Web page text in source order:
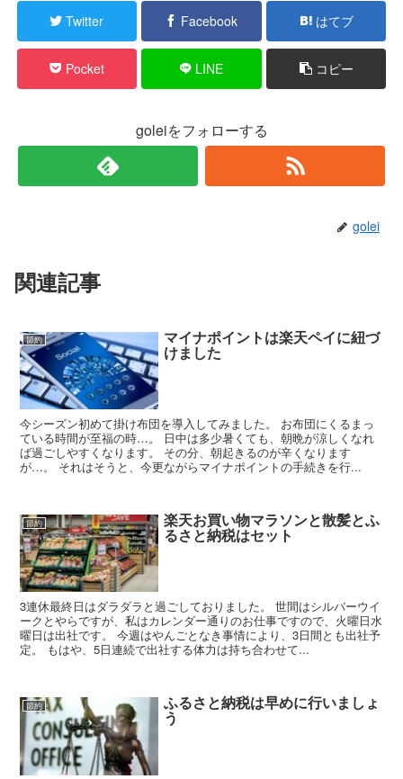
Twitter Facebook はてブ
Pocket LINE コピー
goleiをフォローする
golei
関連記事
節約 マイナポイントは楽天ペイに紐づ
けました
今シーズン初めて掛け布団を導入してみました。 お布団にくるまっ
ている時間が至福の時…。 日中は多少暑くても、朝晩が涼しくなれ
ば過ごしやすくなります。 その分、朝起きるのが辛くなります
が…。 それはそうと、今更ながらマイナポイントの手続きを行...
節約 楽天お買い物マラソンと散髪とふ
るさと納税はセット
3連休最終日はダラダラと過ごしておりました。 世間はシルバーウイ
ークとやらですが、私はカレンダー通りのお仕事ですので、火曜日水
曜日は出社です。 今週はやんごとなき事情により、3日間とも出社予
定。 もはや、5日連続で出社する体力は持ち合わせて...
節約 ふるさと納税は早めに行いましょ
う